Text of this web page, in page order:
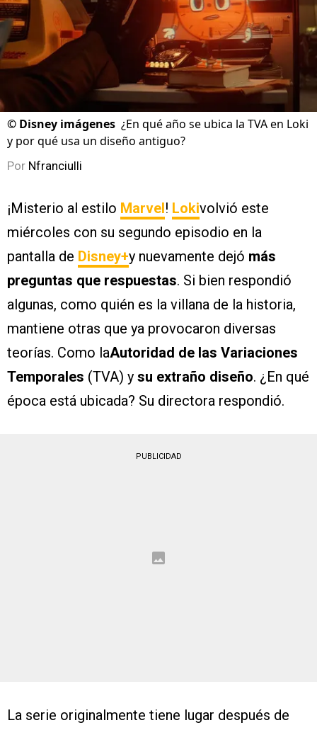
© Disney imágenes ¿En qué año se ubica la TVA en Loki
y por qué usa un diseño antiguo?
Por Nfranciulli
¡Misterio al estilo Marvel ! Lokivolvió este
miércoles con su segundo episodio en la
pantalla de Disney+y nuevamente dejó más
preguntas que respuestas. Si bien respondió
algunas, como quién es la villana de la historia,
mantiene otras que ya provocaron diversas
teorías. Como laAutoridad de las Variaciones
Temporales (TVA) y su extraño diseño. ¿En qué
época está ubicada? Su directora respondió.
PUBLICIDAD
La serie originalmente tiene lugar después de